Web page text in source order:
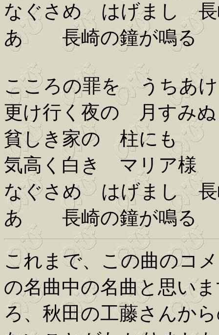
なぐさめ はげまし 長
あゝ 長崎の鐘が鳴る
こころの罪を うちあ
更け行く夜の 月すみぬ
貧しき家の 柱にも
気高く白き マリア様
なぐさめ はげまし 長
あゝ 長崎の鐘が鳴る
これまで、この曲のコ
の名曲中の名曲と思い
ろ、秋田の工藤さんか